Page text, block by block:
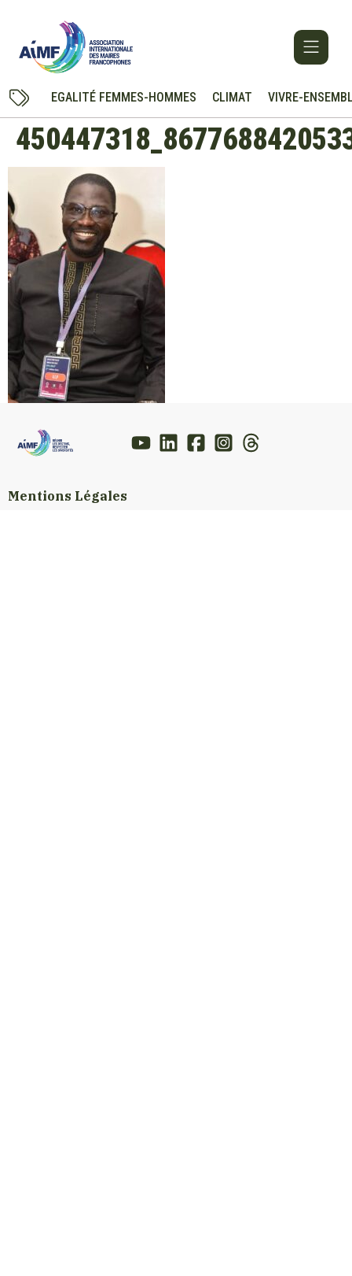
EGALITÉ FEMMES-HOMMES CLIMAT VIVRE-
Mentions Légales